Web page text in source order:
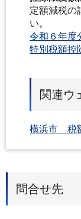
定額減税の
い。
令和６年度
特別税額控
関連ウ
横浜市 税
問合せ先